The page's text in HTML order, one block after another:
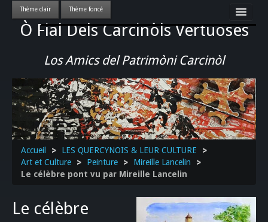
Ò Fial Dels Carcinòls Vertuoses
Los Amics del Patrimòni Carcinòl
Accueil
LES QUERCYNOIS & LEUR CULTURE
PATRIMOINE
GASTRONOMIE
ACTUALITE-CULTURE-EVENEMENTS LOCAUX
>>
Accueil > LES QUERCYNOIS & LEUR CULTURE
>
Art et Culture
> Peinture > Mireille Lancelin
>
Le célèbre pont vu par Mireille Lancelin
Le célèbre